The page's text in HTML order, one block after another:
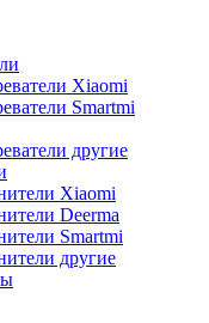
Xiaomi
Smartmi
другие
Xiaomi
Deerma
Smartmi
другие